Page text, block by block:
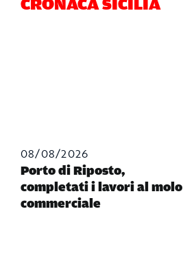
08/08/2026
Porto di Riposto,
completati i lavori al molo
commerciale